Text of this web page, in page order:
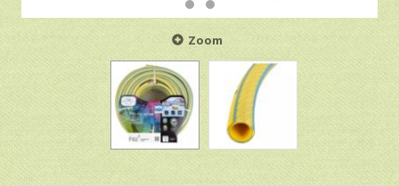
Zoom